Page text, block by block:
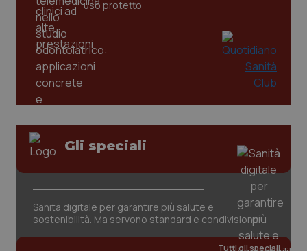
uso protetto
Gli speciali
Sanità digitale per garantire più salute e
sostenibilità. Ma servono standard e condivisione
Tutti gli speciali
tracking-enable
session-id
_ga
Google LLC
.quotidianosanita.it